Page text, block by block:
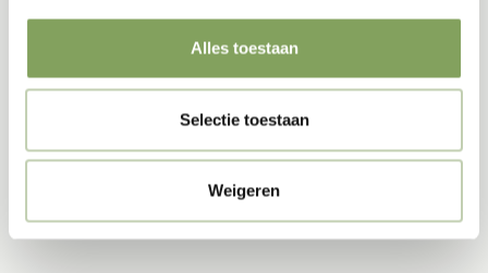
Alles toestaan
Selectie toestaan
Weigeren